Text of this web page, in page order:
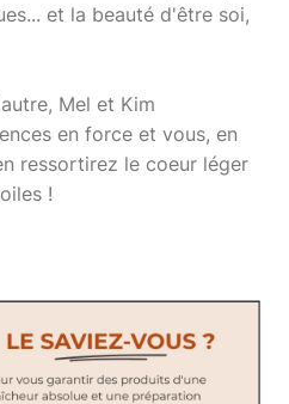
et la beauté d'être soi,
Mel et Kim
en force et vous, en
ressortirez le coeur léger
!